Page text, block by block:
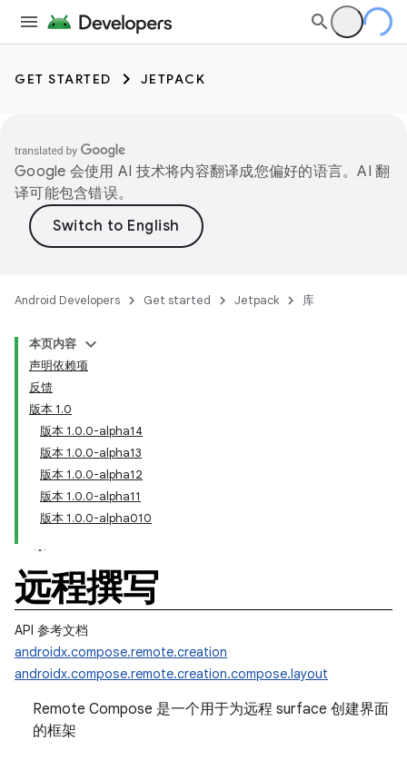
GET STARTED JETPACK
Google 会使用 AI 技术将内容翻译成您偏好的语言。AI 翻
译可能包含错误。
Android Developers Get started Jetpack 库
本页内容
声明依赖项
反馈
版本 1.0
版本 1.0.0-alpha14
版本 1.0.0-alpha13
版本 1.0.0-alpha12
版本 1.0.0-alpha11
版本 1.0.0-alpha010
远程撰写
API 参考文档
androidx.compose.remote.creation
androidx.compose.remote.creation.compose.layout
Remote Compose 是一个用于为远程 surface 创建界面
的框架